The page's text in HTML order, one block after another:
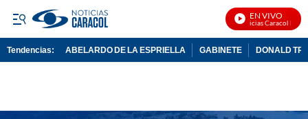
EN VIVO
Noticias Caracol En
Tendencias: ABELARDO DE LA ESPRIELLA GABINETE DONALD